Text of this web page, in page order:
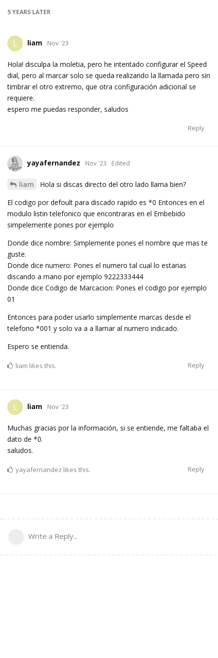
5 YEARS LATER
L liam Nov '23
Hola! disculpa la moletia, pero he intentado configurar el Speed
dial, pero al marcar solo se queda realizando la llamada pero sin
timbrar el otro extremo, que otra configuración adicional se
requiere.
espero me puedas responder, saludos
Reply
yayafernandez Nov '23 Edited
liam
Hola si discas directo del otro lado llama bien?
El codigo por defoult para discado rapido es *0 Entonces en el
modulo listin telefonico que encontraras en el Embebido
simpelemente pones por ejemplo
Donde dice nombre: Simplemente pones el nombre que mas te
guste.
Donde dice numero: Pones el numero tal cual lo estarias
discando a mano por ejemplo 9222333444
Donde dice Codigo de Marcacion: Pones el codigo por ejemplo
01
Entonces para poder usarlo simplemente marcas desde el
telefono *001 y solo va a a llamar al numero indicado.
Espero se entienda.
Reply
liam likes this.
L liam Nov '23
Muchas gracias por la información, si se entiende, me faltaba el
dato de *0.
saludos.
Reply
yayafernandez likes this.
Write a Reply...